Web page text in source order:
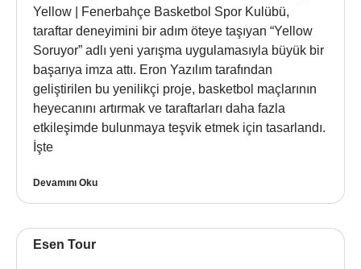
Yellow | Fenerbahçe Basketbol Spor Kulübü,
taraftar deneyimini bir adım öteye taşıyan “Yellow
Soruyor” adlı yeni yarışma uygulamasıyla büyük bir
başarıya imza attı. Eron Yazılım tarafından
geliştirilen bu yenilikçi proje, basketbol maçlarının
heyecanını artırmak ve taraftarları daha fazla
etkileşimde bulunmaya teşvik etmek için tasarlandı.
İşte
Devamını Oku
Esen Tour